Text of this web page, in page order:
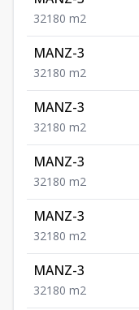
32180 m2
MANZ-3
32180 m2
MANZ-3
32180 m2
MANZ-3
32180 m2
MANZ-3
32180 m2
MANZ-3
32180 m2